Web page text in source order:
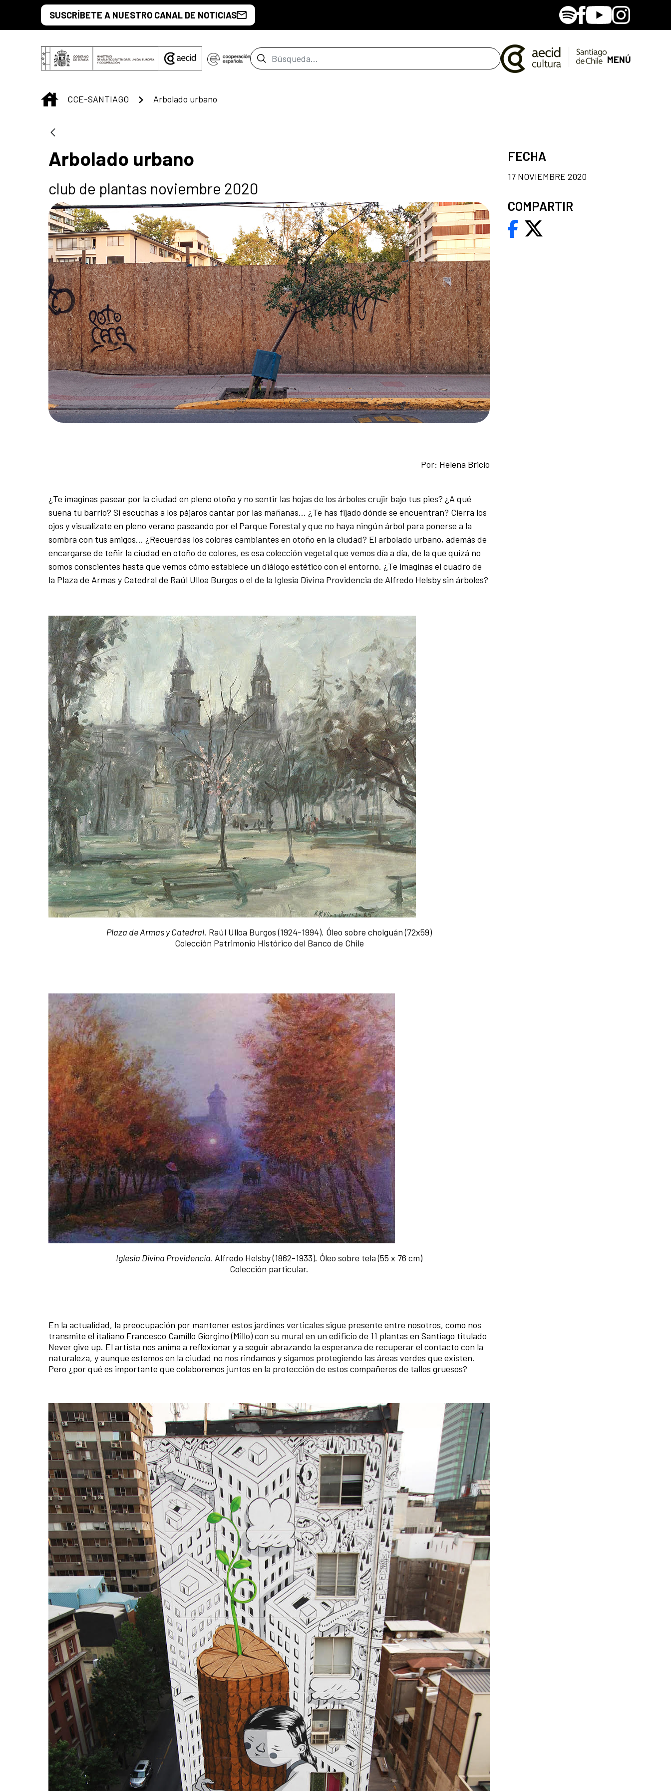
Saltar al contenido principal
SUSCRÍBETE A NUESTRO CANAL DE NOTICIAS SpotifyFacebook
YoutubeInstagram
Barra de búsqueda MENÚ
INICIO
CCE-SANTIAGO Arbolado urbano
Arbolado urbano
club de plantas noviembre 2020
Por: Helena Bricio
¿Te imaginas pasear por la ciudad en pleno otoño y no sentir las hojas de los árboles crujir bajo tus pies? ¿A qué
suena tu barrio? Si escuchas a los pájaros cantar por las mañanas... ¿Te has fijado dónde se encuentran? Cierra los
ojos y visualízate en pleno verano paseando por el Parque Forestal y que no haya ningún árbol para ponerse a la
sombra con tus amigos… ¿Recuerdas los colores cambiantes en otoño en la ciudad? El arbolado urbano, además de
encargarse de teñir la ciudad en otoño de colores, es esa colección vegetal que vemos día a día, de la que quizá no
somos conscientes hasta que vemos cómo establece un diálogo estético con el entorno. ¿Te imaginas el cuadro de
la Plaza de Armas y Catedral de Raúl Ulloa Burgos o el de la Iglesia Divina Providencia de Alfredo Helsby sin árboles?
Plaza de Armas y Catedral. Raúl Ulloa Burgos (1924-1994). Óleo sobre cholguán (72x59)
Colección Patrimonio Histórico del Banco de Chile
Iglesia Divina Providencia. Alfredo Helsby (1862-1933). Óleo sobre tela (55 x 76 cm)
Colección particular.
En la actualidad, la preocupación por mantener estos jardines verticales sigue presente entre nosotros, como nos
transmite el italiano Francesco Camillo Giorgino (Millo) con su mural en un edificio de 11 plantas en Santiago titulado
Never give up. El artista nos anima a reflexionar y a seguir abrazando la esperanza de recuperar el contacto con la
naturaleza, y aunque estemos en la ciudad no nos rindamos y sigamos protegiendo las áreas verdes que existen.
Pero ¿por qué es importante que colaboremos juntos en la protección de estos compañeros de tallos gruesos?
FECHA
17 NOVIEMBRE 2020
COMPARTIR